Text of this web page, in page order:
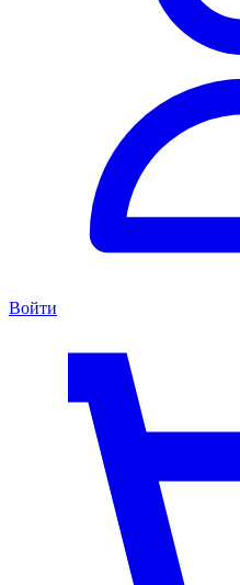
Войти